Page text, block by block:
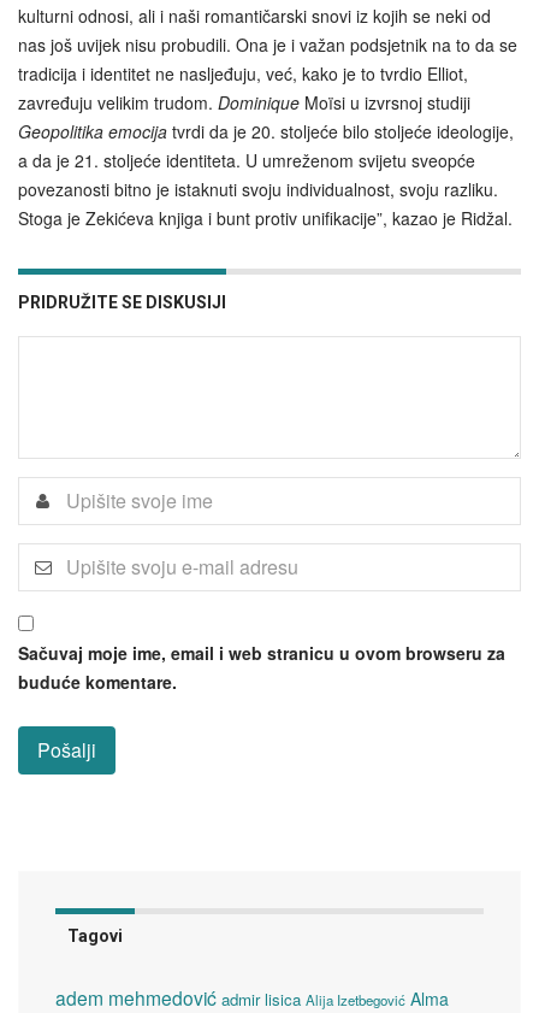
kulturni odnosi, ali i naši romantičarski snovi iz kojih se neki od
nas još uvijek nisu probudili. Ona je i važan podsjetnik na to da se
tradicija i identitet ne nasljeđuju, već, kako je to tvrdio Elliot,
zavređuju velikim trudom. Dominique Moïsi u izvrsnoj studiji
Geopolitika emocija tvrdi da je 20. stoljeće bilo stoljeće ideologije,
a da je 21. stoljeće identiteta. U umreženom svijetu sveopće
povezanosti bitno je istaknuti svoju individualnost, svoju razliku.
Stoga je Zekićeva knjiga i bunt protiv unifikacije”, kazao je Ridžal.
PRIDRUŽITE SE DISKUSIJI
Sačuvaj moje ime, email i web stranicu u ovom browseru za
buduće komentare.
Tagovi
adem mehmedović admir lisica Alija Izetbegović Alma